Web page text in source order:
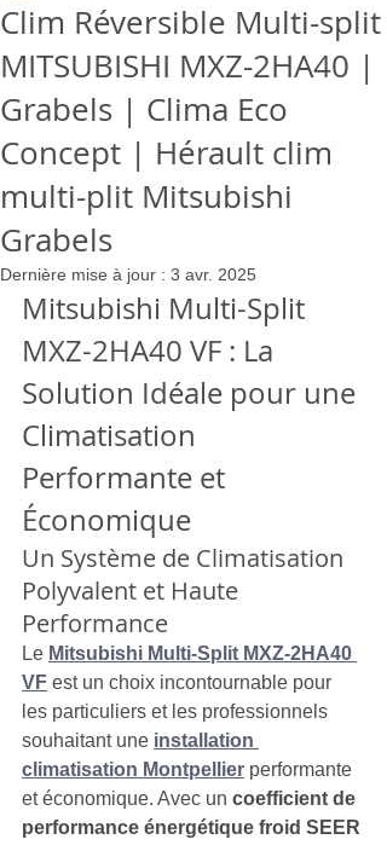
Clim Réversible Multi-split
MITSUBISHI MXZ-2HA40 |
Grabels | Clima Eco
Concept | Hérault clim
multi-plit Mitsubishi
Grabels
Dernière mise à jour : 3 avr. 2025
Mitsubishi Multi-Split
MXZ-2HA40 VF : La
Solution Idéale pour une
Climatisation
Performante et
Économique
Un Système de Climatisation
Polyvalent et Haute
Performance
Le Mitsubishi Multi-Split MXZ-2HA40
VF est un choix incontournable pour
les particuliers et les professionnels
souhaitant une installation
climatisation Montpellier performante
et économique. Avec un coefficient de
performance énergétique froid SEER